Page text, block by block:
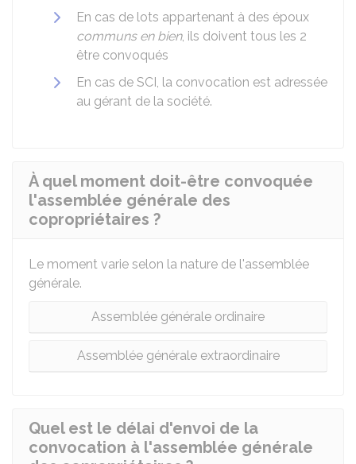
En cas de lots appartenant à des époux
communs en bien, ils doivent tous les 2
être convoqués
En cas de SCI, la convocation est adressée
au gérant de la société.
À quel moment doit-être convoquée
l'assemblée générale des
copropriétaires ?
Le moment varie selon la nature de l'assemblée
générale.
Assemblée générale ordinaire
Assemblée générale extraordinaire
Quel est le délai d'envoi de la
convocation à l'assemblée générale